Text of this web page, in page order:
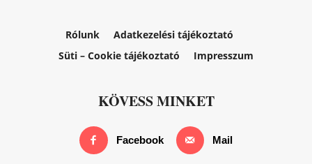
Rólunk
Adatkezelési tájékoztató
Süti – Cookie tájékoztató
Impresszum
KÖVESS MINKET
Facebook Mail